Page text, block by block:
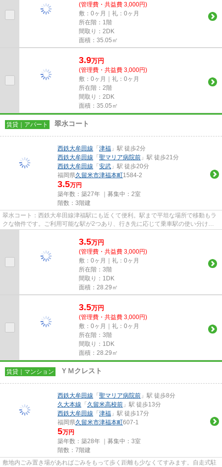
(管理費・共益費 3,000円)
敷：0ヶ月｜礼：0ヶ月
所在階：1階
間取り：2DK
面積：35.05㎡
3.9万円
(管理費・共益費 3,000円)
敷：0ヶ月｜礼：0ヶ月
所在階：2階
間取り：2DK
面積：35.05㎡
賃貸｜アパート 翠水コート
西鉄大牟田線 「津福 」駅 徒歩2分
西鉄大牟田線 「聖マリア病院前 」駅 徒歩21分
西鉄大牟田線 「安武 」駅 徒歩20分
福岡県久留米市津福本町1584-2
3.5万円
築年数：築27年 ｜募集中： 2室
階数：3階建
翠水コート：西鉄大牟田線津福駅にも近くて便利。駅まで平坦な場所で移動もラ
クな物件です。ご利用可能な駅が2つあり、行き先に応じて乗車駅の使い分けが
できます。こちらの物件はアパ...
3.5万円
(管理費・共益費 3,000円)
敷：0ヶ月｜礼：0ヶ月
所在階：3階
間取り：1DK
面積：28.29㎡
3.5万円
(管理費・共益費 3,000円)
敷：0ヶ月｜礼：0ヶ月
所在階：3階
間取り：1DK
面積：28.29㎡
賃貸｜マンション ＹＭクレスト
西鉄大牟田線 「聖マリア病院前 」駅 徒歩8分
久大本線 「久留米高校前 」駅 徒歩13分
西鉄大牟田線 「津福 」駅 徒歩17分
福岡県久留米市津福本町607-1
5万円
築年数：築28年 ｜募集中： 3室
階数：7階建
敷地内ごみ置き場があればごみをもって歩く距離も少なくてすみます。自走式駐